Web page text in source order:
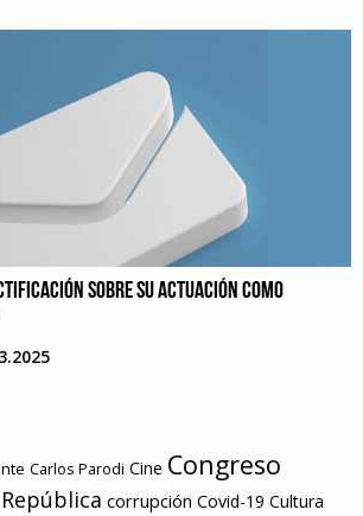
SOBRE SU ACTUACIÓN COMO
Carlos Parodi Cine Congreso
corrupción Covid-19 Cultura